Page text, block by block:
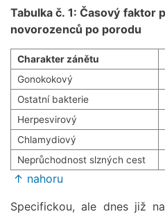
Tabulka č. 1: Časový faktor
novorozenců po porodu
Charakter zánětu
Gonokokový
Ostatní bakterie
Herpesvirový
Chlamydiový
Neprůchodnost slzných cest
↑ nahoru
Specifickou, ale dnes již